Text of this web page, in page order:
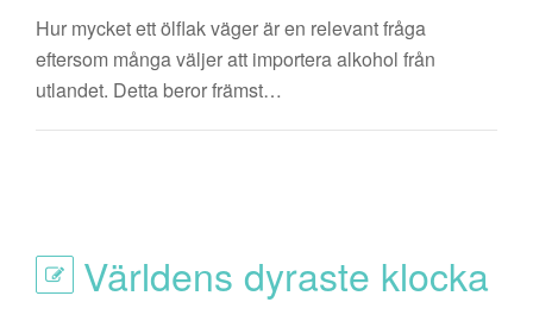
Hur mycket ett ölflak väger är en relevant fråga
eftersom många väljer att importera alkohol från
utlandet. Detta beror främst…
Världens dyraste klocka